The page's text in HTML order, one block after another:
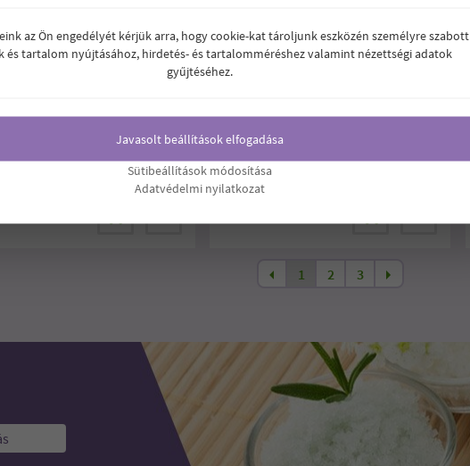
1 2 3
az Ön engedélyét kérjük arra, hogy cookie-kat tároljunk eszközén személyre szabott
és tartalom nyújtásához, hirdetés- és tartalomméréshez valamint nézettségi adatok
gyűjtéséhez.
Javasolt beállítások elfogadása
Sütibeállítások módosítása
Adatvédelmi nyilatkozat